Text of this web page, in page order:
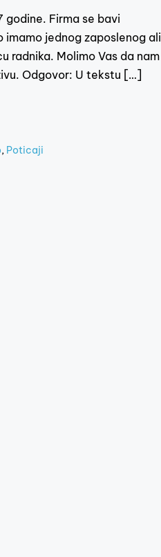
godine. Firma se bavi
imamo jednog zaposlenog ali
radnika. Molimo Vas da nam
Odgovor: U tekstu […]
, Poticaji